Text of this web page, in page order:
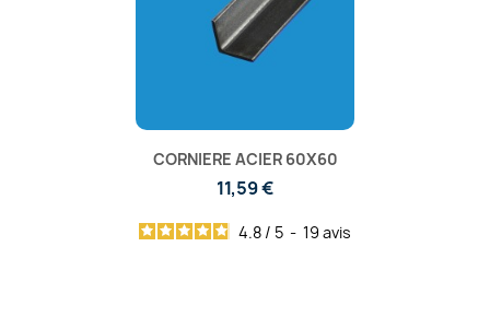
CORNIERE ACIER 60X60
11,59 €
4.8 / 5 - 19 avis